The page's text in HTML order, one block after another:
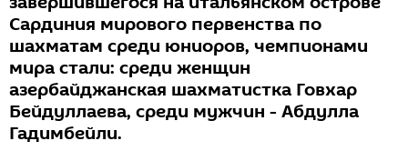
Сардиния мирового первенства по
шахматам среди юниоров, чемпионами
мира стали: среди женщин
азербайджанская шахматистка Говхар
Бейдуллаева, среди мужчин - Абдулла
Гадимбейли.